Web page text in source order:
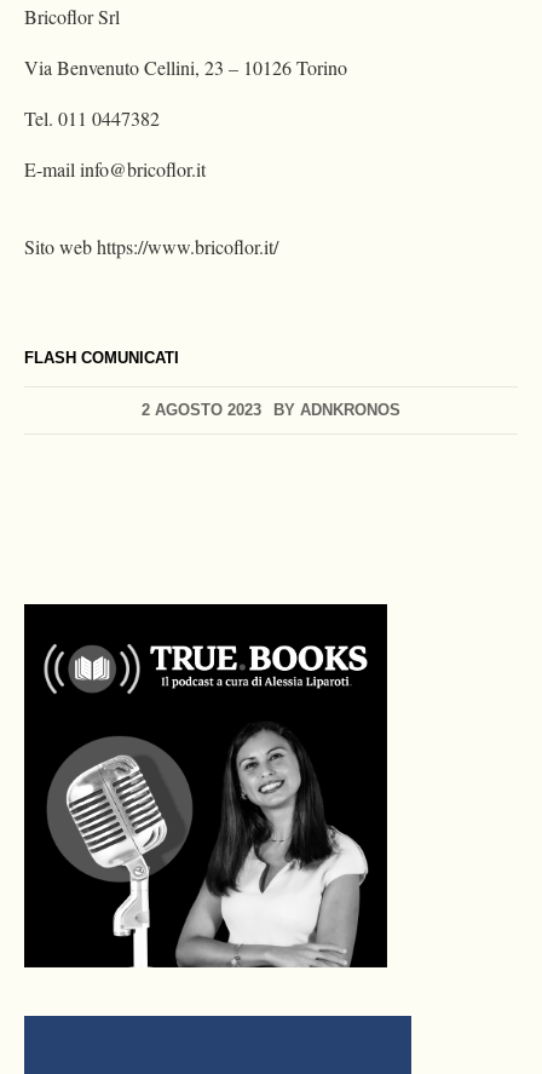
FLASH COMUNICATI
2 AGOSTO 2023 BY ADNKRONOS
Bricoflor Srl
Via Benvenuto Cellini, 23 – 10126 Torino
Tel. 011 0447382
E-mail info@bricoflor.it
Sito web https://www.bricoflor.it/